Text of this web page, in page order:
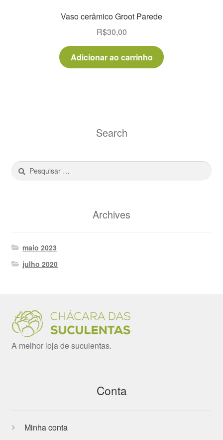
Vaso cerâmico Groot Parede
R$30,00
Adicionar ao carrinho
Search
Pesquisar
por:
Archives
maio 2023
julho 2020
A melhor loja de suculentas.
Conta
Minha conta